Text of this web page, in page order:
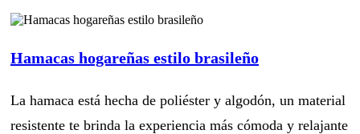
Hamacas hogareñas estilo brasileño
La hamaca está hecha de poliéster y algodón, un material
resistente te brinda la experiencia más cómoda y relajante